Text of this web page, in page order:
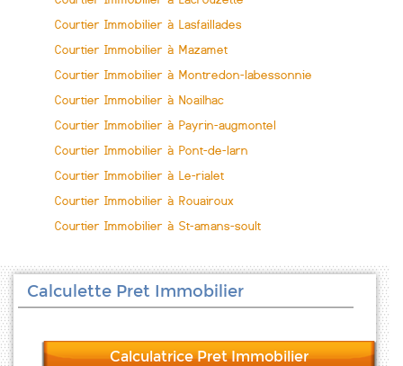
Courtier Immobilier à Lasfaillades
Courtier Immobilier à Mazamet
Courtier Immobilier à Montredon-labessonnie
Courtier Immobilier à Noailhac
Courtier Immobilier à Payrin-augmontel
Courtier Immobilier à Pont-de-larn
Courtier Immobilier à Le-rialet
Courtier Immobilier à Rouairoux
Courtier Immobilier à St-amans-soult
Calculette Pret Immobilier
Calculatrice Pret Immobilier